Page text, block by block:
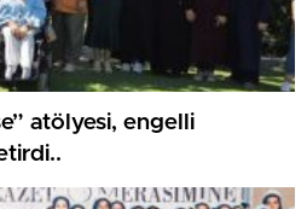
atölyesi, engelli